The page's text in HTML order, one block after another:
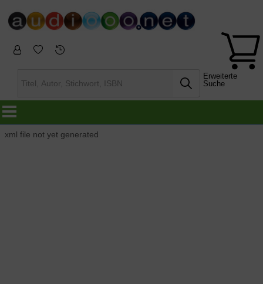
Erweiterte
Suche
xml file not yet generated